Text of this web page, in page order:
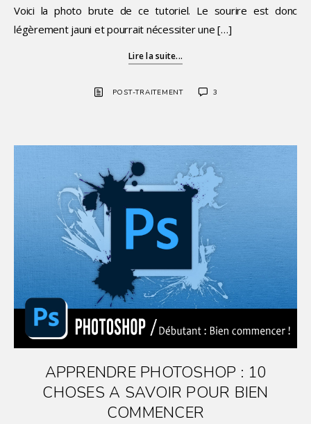
Voici la photo brute de ce tutoriel. Le sourire est donc
légèrement jauni et pourrait nécessiter une […]
Lire la suite...
POST-TRAITEMENT 3
APPRENDRE PHOTOSHOP : 10
CHOSES A SAVOIR POUR BIEN
COMMENCER